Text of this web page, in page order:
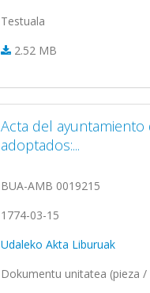
Testuala
2.52 MB
Acta del
adoptados:...
BUA-AMB 0019215
1774-03-15
Udaleko Akta Liburuak
Dokumentu unitatea (pieza /